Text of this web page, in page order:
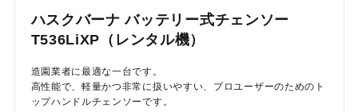
ハスクバーナ バッテリー式チェンソー
T536LiXP（レンタル機）
造園業者に最適な一台です。
高性能で、軽量かつ非常に扱いやすい、プロユーザーのためのト
ップハンドルチェンソーです。